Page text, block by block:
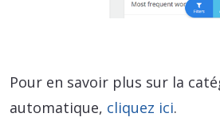
Pour en savoir plus sur la
automatique, cliquez ici.